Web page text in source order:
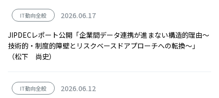
IT動向全般
2026.06.17
JIPDECレポート公開「企業間データ連携が進まない構造的理由～
技術的・制度的障壁とリスクベースドアプローチへの転換～」
（松下 尚史）
IT動向全般
2026.06.12